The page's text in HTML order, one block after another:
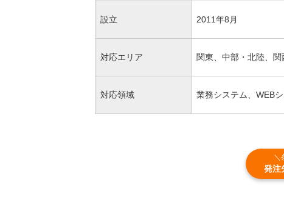
設立 2011年8月
対応エリア 関東、中部・北陸、関
対応領域 業務システム、WEB
＼
発注